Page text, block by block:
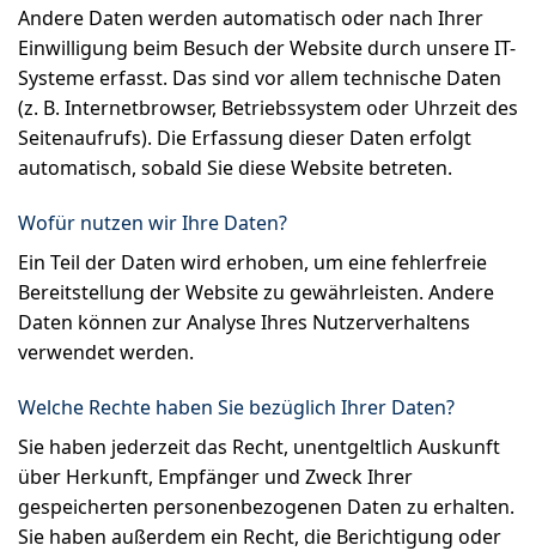
Andere Daten werden automatisch oder nach Ihrer
Einwilligung beim Besuch der Website durch unsere IT-
Systeme erfasst. Das sind vor allem technische Daten
(z. B. Internetbrowser, Betriebssystem oder Uhrzeit des
Seitenaufrufs). Die Erfassung dieser Daten erfolgt
automatisch, sobald Sie diese Website betreten.
Wofür nutzen wir Ihre Daten?
Ein Teil der Daten wird erhoben, um eine fehlerfreie
Bereitstellung der Website zu gewährleisten. Andere
Daten können zur Analyse Ihres Nutzerverhaltens
verwendet werden.
Welche Rechte haben Sie bezüglich Ihrer Daten?
Sie haben jederzeit das Recht, unentgeltlich Auskunft
über Herkunft, Empfänger und Zweck Ihrer
gespeicherten personenbezogenen Daten zu erhalten.
Sie haben außerdem ein Recht, die Berichtigung oder